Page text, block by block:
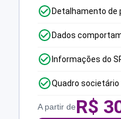
Detalhamento
Dados
Informações do
Quadro
A partir deR$